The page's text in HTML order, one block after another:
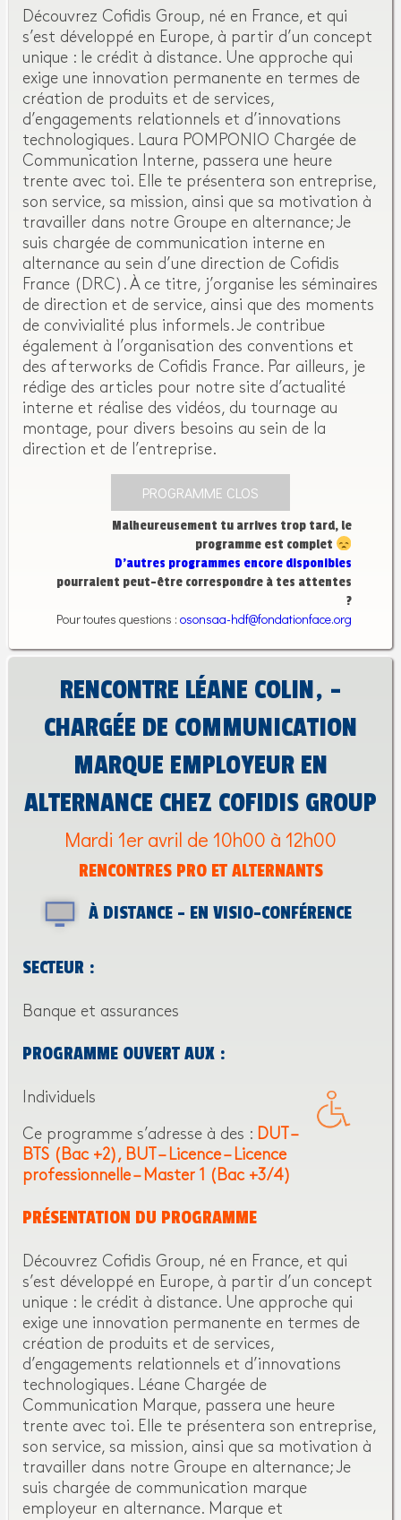
Découvrez Cofidis Group, né en France, et qui
s’est développé en Europe, à partir d’un concept
unique : le crédit à distance. Une approche qui
exige une innovation permanente en termes de
création de produits et de services,
d’engagements relationnels et d’innovations
technologiques. Laura POMPONIO Chargée de
Communication Interne, passera une heure
trente avec toi. Elle te présentera son entreprise,
son service, sa mission, ainsi que sa motivation à
travailler dans notre Groupe en alternance; Je
suis chargée de communication interne en
alternance au sein d’une direction de Cofidis
France (DRC). À ce titre, j’organise les séminaires
de direction et de service, ainsi que des moments
de convivialité plus informels. Je contribue
également à l’organisation des conventions et
des afterworks de Cofidis France. Par ailleurs, je
rédige des articles pour notre site d’actualité
interne et réalise des vidéos, du tournage au
montage, pour divers besoins au sein de la
direction et de l’entreprise.
PROGRAMME CLOS
Malheureusement tu arrives trop tard, le
programme est complet
D’autres programmes encore disponibles
pourraient peut-être correspondre à tes attentes
?
Pour toutes questions : osonsaa-hdf@fondationface.org
RENCONTRE LÉANE COLIN, -
CHARGÉE DE COMMUNICATION
MARQUE EMPLOYEUR EN
ALTERNANCE CHEZ COFIDIS GROUP
Mardi 1er avril de 10h00 à 12h00
RENCONTRES PRO ET ALTERNANTS
À DISTANCE - EN VISIO-CONFÉRENCE
SECTEUR :
Banque et assurances
PROGRAMME OUVERT AUX :
Individuels
Ce programme s’adresse à des : DUT –
BTS (Bac +2)
BUT – Licence – Licence
professionnelle – Master 1 (Bac +3/4)
PRÉSENTATION DU PROGRAMME
Découvrez Cofidis Group, né en France, et qui
s’est développé en Europe, à partir d’un concept
unique : le crédit à distance. Une approche qui
exige une innovation permanente en termes de
création de produits et de services,
d’engagements relationnels et d’innovations
technologiques. Léane Chargée de
Communication Marque, passera une heure
trente avec toi. Elle te présentera son entreprise,
son service, sa mission, ainsi que sa motivation à
travailler dans notre Groupe en alternance; Je
suis chargée de communication marque
employeur en alternance. Marque et